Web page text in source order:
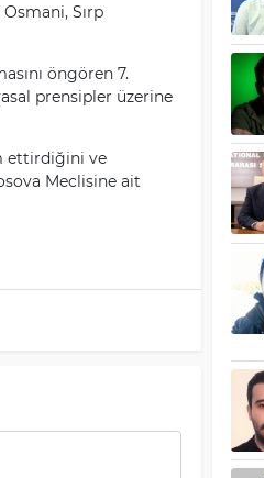
Sırp
öngören 7.
prensipler üzerine
ettirdiğini ve
Meclisine ait